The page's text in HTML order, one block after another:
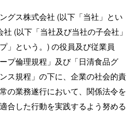
グス株式会社 (以下「当社」とい
(以下「当社及び当社の子会社」
」という。) の役員及び従業員
プ倫理規程」及び「日清食品グ
ス規程」の下に、企業の社会的責
の業務遂行において、関係法令を
合した行動を実践するよう努める